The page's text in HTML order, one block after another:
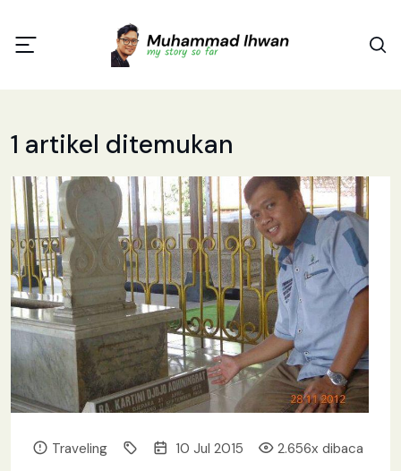
1 artikel ditemukan
Traveling 10 Jul 2015 2.656x dibaca